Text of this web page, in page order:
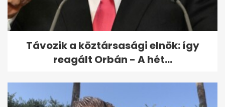
Távozik a köztársasági elnök: így
reagált Orbán - A hét...